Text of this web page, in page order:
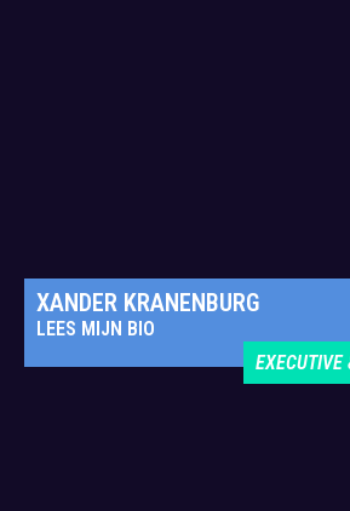
XANDER KRANENBURG
LEES MIJN BIO
EXECUTIVE